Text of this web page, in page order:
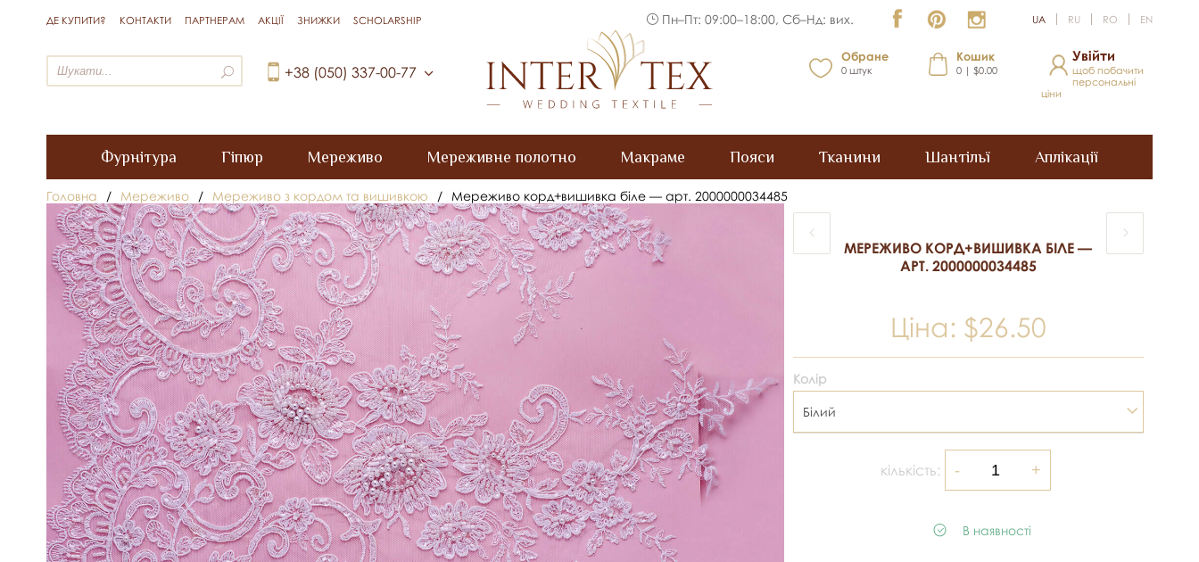
ДЕ КУПИТИ? КОНТАКТИ ПАРТНЕРАМ АКЦІЇ ЗНИЖКИ SCHOLARSHIP Пн–Пт: 09:00–18:00, Сб–Нд: вих. UA RU RO EN
+38 (050) 337-00-77
Обране
0 штук
Кошик
0 | $0.00
Увійти
щоб побачити
персональні
ціни
Фурнітура Гіпюр Мереживо Мереживне полотно Макраме Пояси Тканини Шантільї Аплікації
Головна / Мереживо / Мереживо з кордом та вишивкою / Мереживо корд+вишивка біле — арт. 2000000034485
МЕРЕЖИВО КОРД+ВИШИВКА БІЛЕ —
АРТ. 2000000034485
Ціна: $26.50
Колір
Білий
кількість:
В наявності